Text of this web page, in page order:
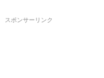
スポンサーリンク